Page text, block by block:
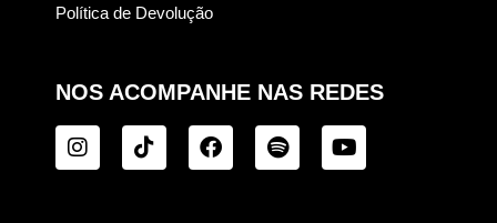
Política de Devolução
NOS ACOMPANHE NAS REDES